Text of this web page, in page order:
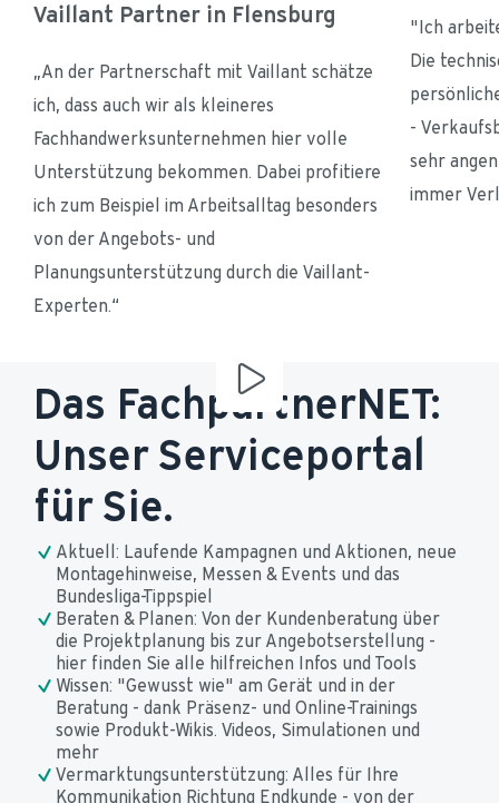
Vaillant Partner in Flensburg
„An der Partnerschaft mit Vaillant schätze
ich, dass auch wir als kleineres
Fachhandwerksunternehmen hier volle
Unterstützung bekommen. Dabei profitiere
ich zum Beispiel im Arbeitsalltag besonders
von der Angebots- und
Planungsunterstützung durch die Vaillant-
Experten.“
"Ich
Die
-
sehr
immer
Das FachpartnerNET:
Unser Serviceportal
für Sie.
Aktuell: Laufende Kampagnen und Aktionen, neue
Montagehinweise, Messen & Events und das
Bundesliga-Tippspiel
Beraten & Planen: Von der Kundenberatung über
die Projektplanung bis zur Angebotserstellung -
hier finden Sie alle hilfreichen Infos und Tools
Wissen: "Gewusst wie" am Gerät und in der
Beratung - dank Präsenz- und Online-Trainings
sowie Produkt-Wikis. Videos, Simulationen und
mehr
Vermarktungsunterstützung: Alles für Ihre
Kommunikation Richtung Endkunde - von der